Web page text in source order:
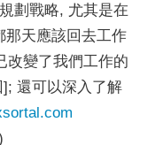
劃戰略, 尤其是在
那天應該回去工作
改變了我們工作的
還可以深入了解